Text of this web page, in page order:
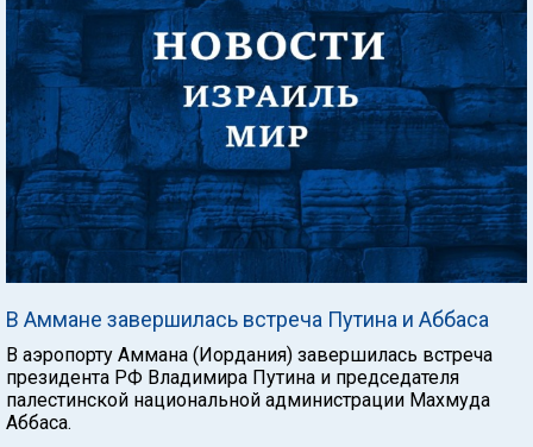
В Аммане завершилась встреча Путина и Аббаса
В аэропорту Аммана (Иордания) завершилась встреча
президента РФ Владимира Путина и председателя
палестинской национальной администрации Махмуда
Аббаса.